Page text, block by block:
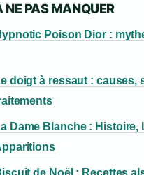
NE PAS MANQUER
Poison Dior :
doigt à ressaut : causes,
Dame Blanche : Histoire,
de Noël : Recettes